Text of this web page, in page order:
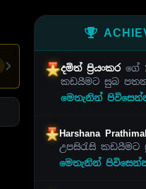
දමිත් ප්‍රියංකර ගේ
කඩයීමට සුබ
මෙතැනින්
Harshana Prathimal
උපසිරැසි
මෙතැනින්